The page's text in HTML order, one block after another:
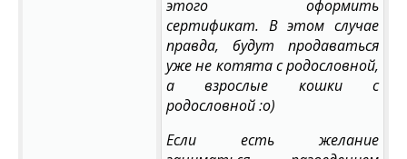
этого оформить
сертификат. В этом случае
правда, будут продаваться
уже не котята с родословной,
а взрослые кошки с
родословной :о)
Если есть желание